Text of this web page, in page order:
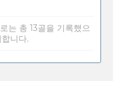
는 총 13골을 기록했으
니다.